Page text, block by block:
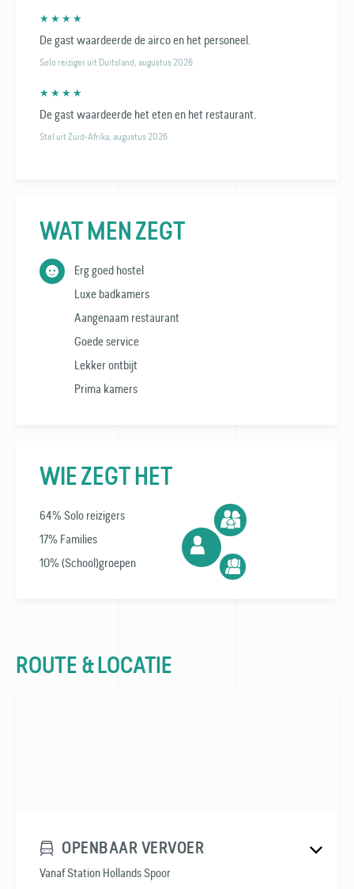
★ ★ ★ ★
De gast waardeerde de airco en het personeel.
Solo reiziger uit Duitsland, augustus 2026
★ ★ ★ ★
De gast waardeerde het eten en het restaurant.
Stel uit Zuid-Afrika, augustus 2026
WAT MEN ZEGT
Erg goed hostel
Luxe badkamers
Aangenaam restaurant
Goede service
Lekker ontbijt
Prima kamers
WIE ZEGT HET
64% Solo reizigers
17% Families
10% (School)groepen
ROUTE & LOCATIE
OPENBAAR VERVOER
Vanaf Station Hollands Spoor